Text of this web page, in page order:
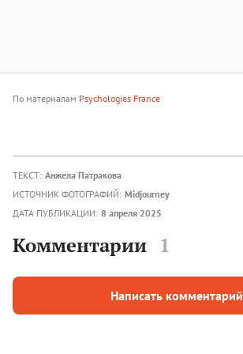
По материалам Psychologies France
ТЕКСТ: Анжела Патракова
ИСТОЧНИК ФОТОГРАФИЙ: Midjourney
ДАТА ПУБЛИКАЦИИ: 8 апреля 2025
Комментарии 1
Написать комментарий